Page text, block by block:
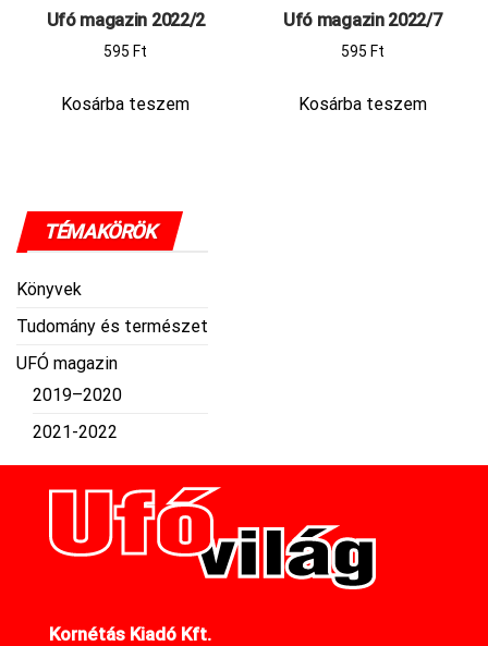
Ufó magazin 2022/2
595 Ft
Kosárba teszem
Ufó magazin 2022/7
595 Ft
Kosárba teszem
TÉMAKÖRÖK
Könyvek
Tudomány és természet
UFÓ magazin
2019–2020
2021-2022
Kornétás Kiadó Kft.